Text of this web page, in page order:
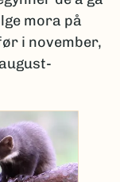
mora på
i november,